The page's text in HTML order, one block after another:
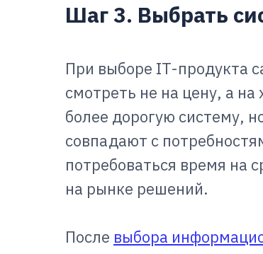
Шаг 3. Выбрать
При выборе IT-продукта
смотреть не на цену, а
более дорогую систему,
совпадают с
потребоваться время на
на рынке решений.
После выбора